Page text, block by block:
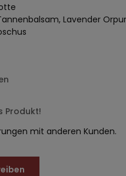
Lavender
von 0 von 5 Sternen
Produkt!
mit anderen Kunden.